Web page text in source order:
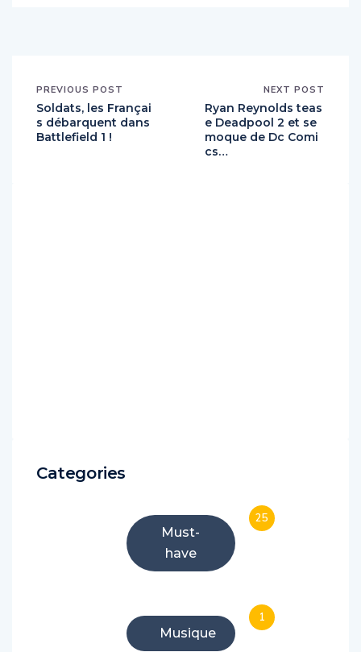
PREVIOUS POST
Soldats, les Françai
s débarquent dans
Battlefield 1 !
NEXT POST
Ryan Reynolds teas
e Deadpool 2 et se
moque de Dc Comi
cs…
Categories
Must-
have
25
Musique
1